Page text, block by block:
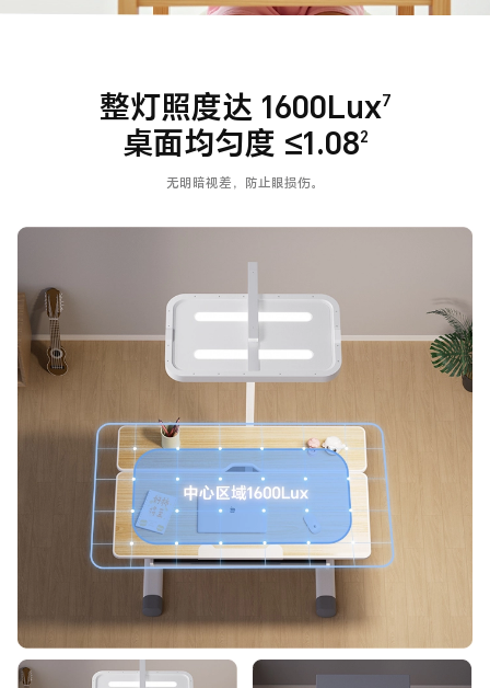
整灯照度达 1600Lux7
桌面均匀度 ≤1.082
无明暗视差，防止眼损伤。